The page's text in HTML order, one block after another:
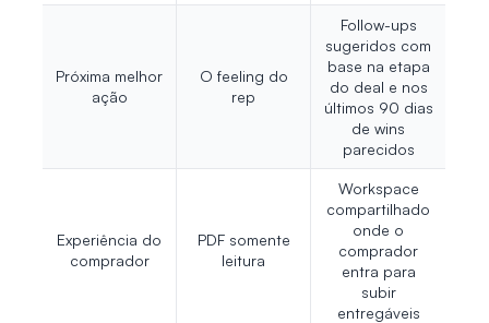
Próxima melhor
ação
O feeling do
rep
Follow-ups
sugeridos com
base na etapa
do deal e nos
últimos 90 dias
de wins
parecidos
Experiência do
comprador
PDF somente
leitura
Workspace
compartilhado
onde o
comprador
entra para
subir
entregáveis